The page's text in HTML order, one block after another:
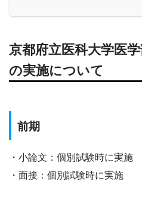
京都府立医科大学医
の実施について
前期
・小論文：個別試験時に実施
・面接：個別試験時に実施